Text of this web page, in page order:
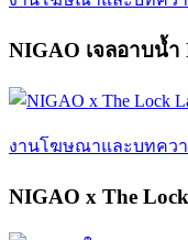
NIGAO เจลอาบน้
งานโฆษณาและบทคว
NIGAO x The